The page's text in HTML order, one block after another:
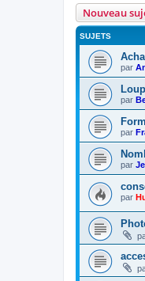
Nouveau
SUJETS
par
par
par
par
par